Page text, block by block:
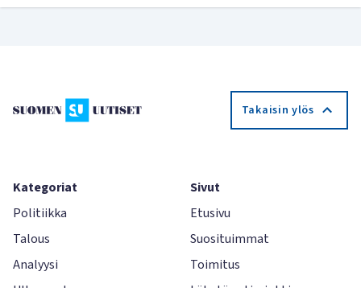
Takaisin ylös
Kategoriat
Politiikka
Talous
Analyysi
Sivut
Etusivu
Suosituimmat
Toimitus